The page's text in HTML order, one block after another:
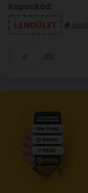
Kuponkód:
LENDÜLET
másol
db